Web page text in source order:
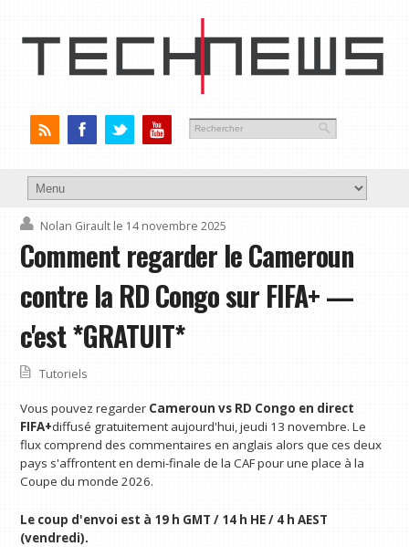
Nolan Girault le 14 novembre 2025
Comment regarder le Cameroun
contre la RD Congo sur FIFA+ —
c'est *GRATUIT*
Tutoriels
Vous pouvez regarder Cameroun vs RD Congo en direct
FIFA+diffusé gratuitement aujourd'hui, jeudi 13 novembre. Le
flux comprend des commentaires en anglais alors que ces deux
pays s'affrontent en demi-finale de la CAF pour une place à la
Coupe du monde 2026.
Le coup d'envoi est à 19 h GMT / 14 h HE / 4 h AEST
(vendredi).